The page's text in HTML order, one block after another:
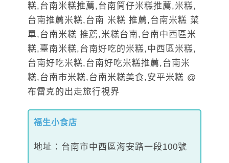
福生小食店
地址：台南市中西區海安路一段100號